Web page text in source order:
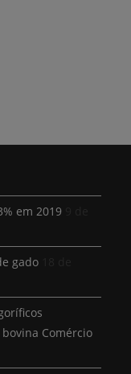
em 2019
gado
Comércio